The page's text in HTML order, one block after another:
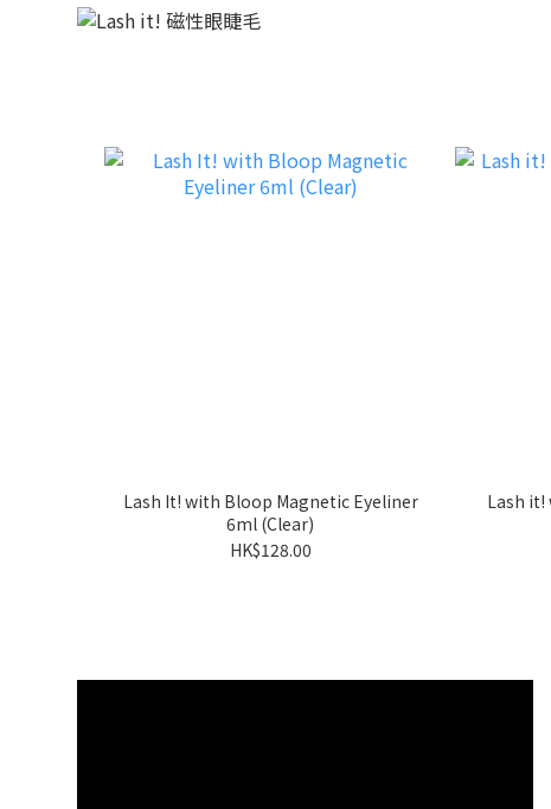
Lash It! with Bloop Magnetic Eyeliner
6ml (Clear)
HK$128.00
Lash it!